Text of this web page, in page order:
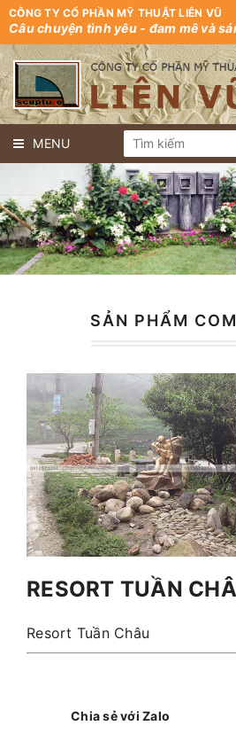
CÔNG TY CỔ PHẦN MỸ THUẬT LIÊN VŨ
Câu chuyện tình yêu - đam mê và
MENU
SẢN PHẨM
RESORT TUẦN
Resort Tuần Châu
Chia sẻ với Zalo